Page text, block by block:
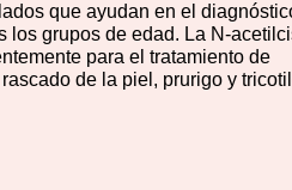
que ayudan en el
los grupos de edad. La N-
para el tratamiento de
de la piel, prurigo y